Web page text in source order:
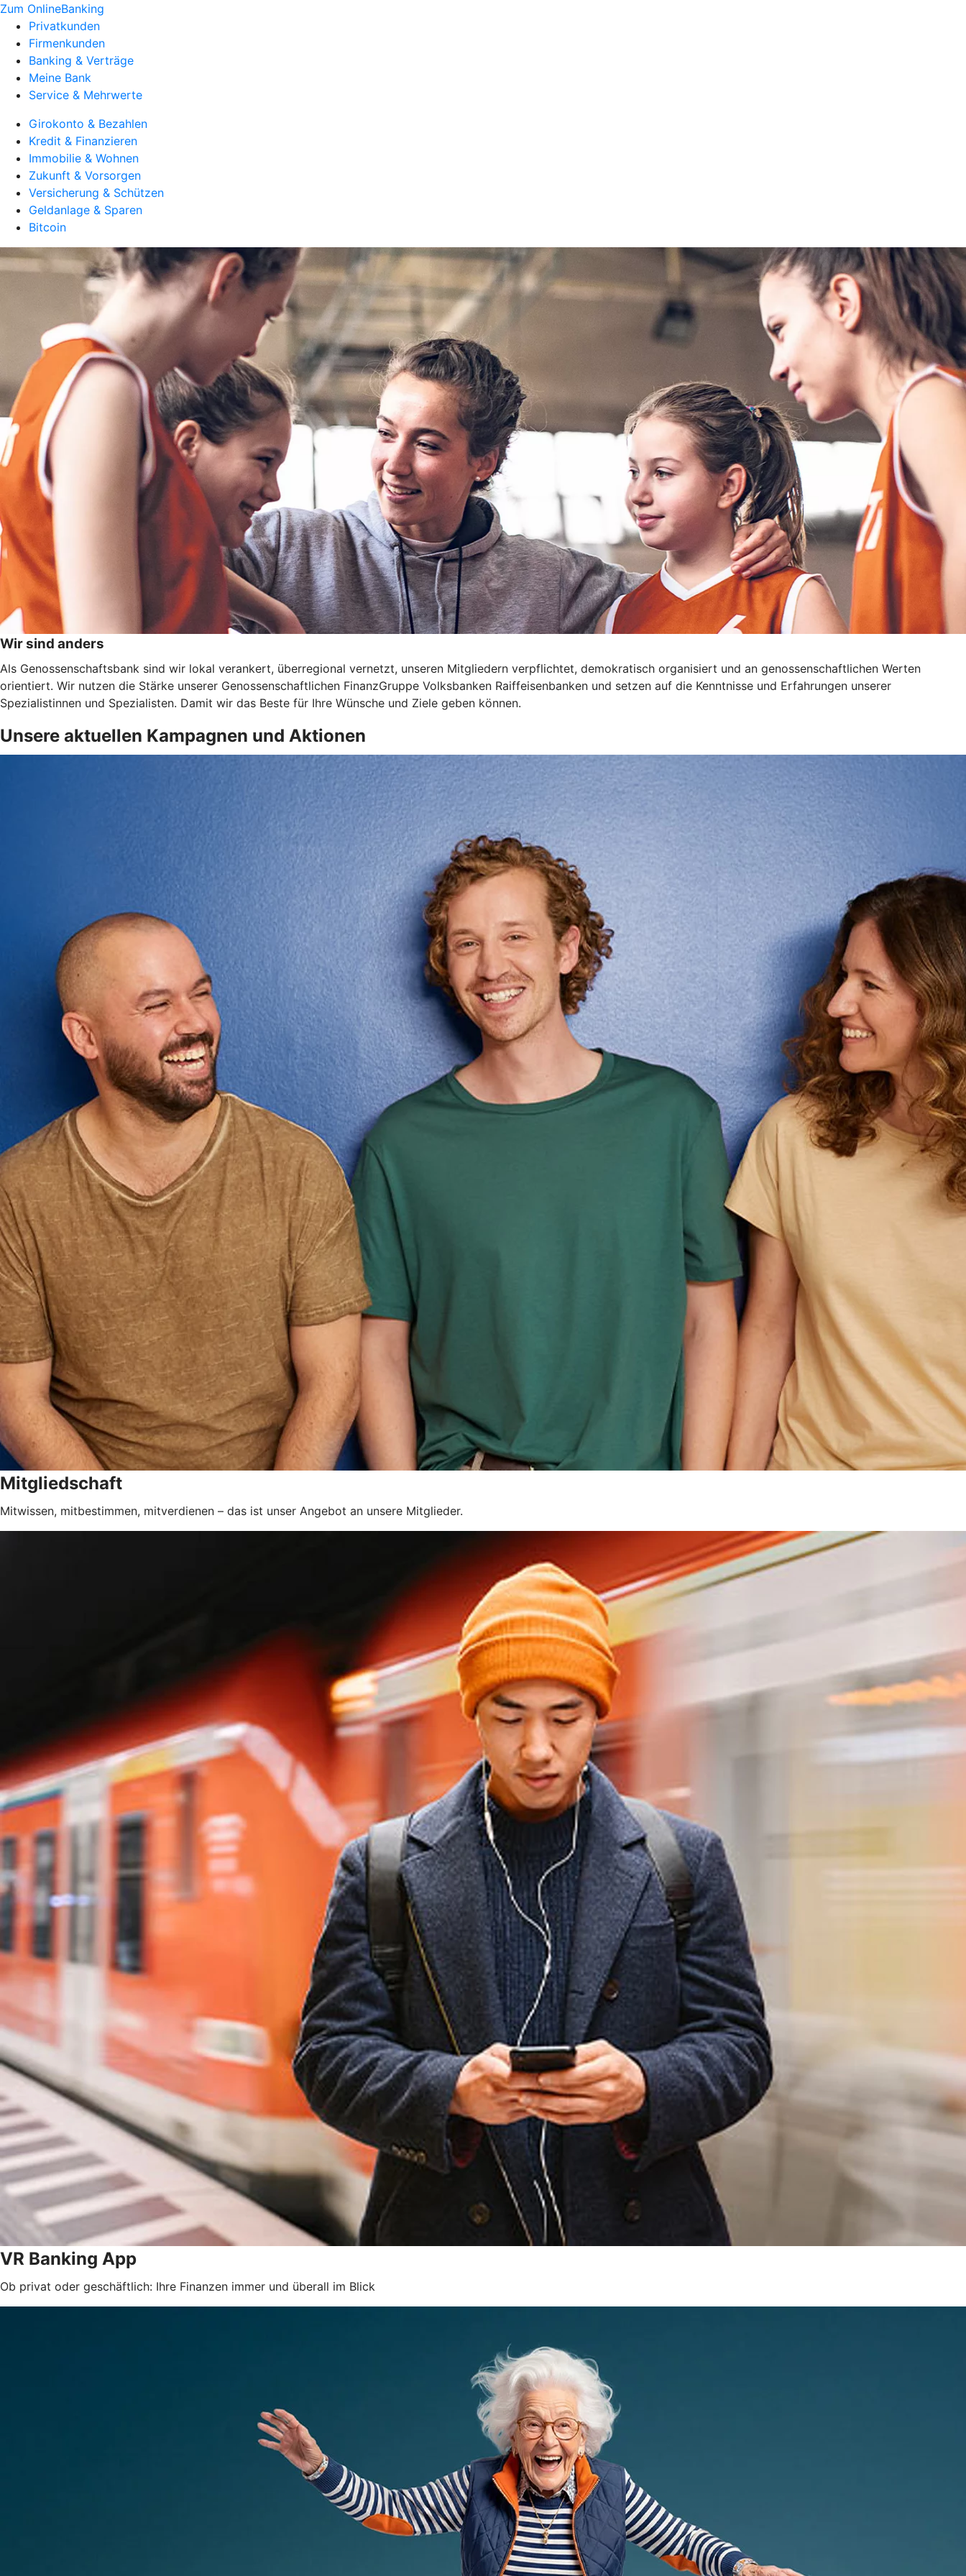
Zum OnlineBanking
Privatkunden
Firmenkunden
Banking & Verträge
Meine Bank
Service & Mehrwerte
Girokonto & Bezahlen
Kredit & Finanzieren
Immobilie & Wohnen
Zukunft & Vorsorgen
Versicherung & Schützen
Geldanlage & Sparen
Bitcoin
Wir sind anders
Als Genossenschaftsbank sind wir lokal verankert, überregional vernetzt, unseren Mitgliedern verpflichtet, demokratisch organisiert und an genossenschaftlichen Werten
orientiert. Wir nutzen die Stärke unserer Genossenschaftlichen FinanzGruppe Volksbanken Raiffeisenbanken und setzen auf die Kenntnisse und Erfahrungen unserer
Spezialistinnen und Spezialisten. Damit wir das Beste für Ihre Wünsche und Ziele geben können.
Unsere aktuellen Kampagnen und Aktionen
Mitgliedschaft
Mitwissen, mitbestimmen, mitverdienen – das ist unser Angebot an unsere Mitglieder.
VR Banking App
Ob privat oder geschäftlich: Ihre Finanzen immer und überall im Blick